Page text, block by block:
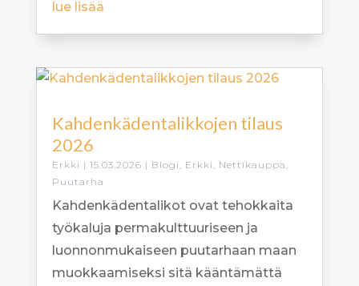
lue lisää
Kahdenkädentalikkojen tilaus
2026
Erkki | 15.03.2026 | Blogi Erkki Nettikauppa
Puutarha
Kahdenkädentalikot ovat tehokkaita
työkaluja permakulttuuriseen ja
luonnonmukaiseen puutarhaan maan
muokkaamiseksi sitä kääntämättä